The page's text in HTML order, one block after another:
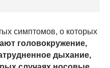
симптомов, о которых
головокружение,
дыхание,